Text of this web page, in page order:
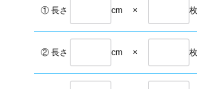
① 長さ cm × 枚
② 長さ cm × 枚